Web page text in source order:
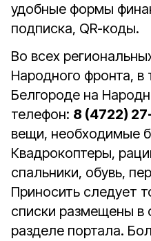
удобные формы
подписка, QR-коды.
Во всех
Народного фронта, в
Белгороде на
телефон: 8 (4722)
вещи, необходимые
Квадрокоптеры,
спальники, обувь,
Приносить следует
списки размещены в
разделе портала.